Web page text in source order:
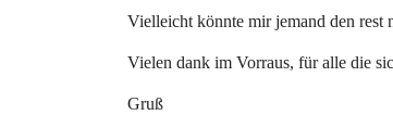
Vielleicht könnte mir jemand den rest
Vielen dank im Vorraus, für alle die
Gruß